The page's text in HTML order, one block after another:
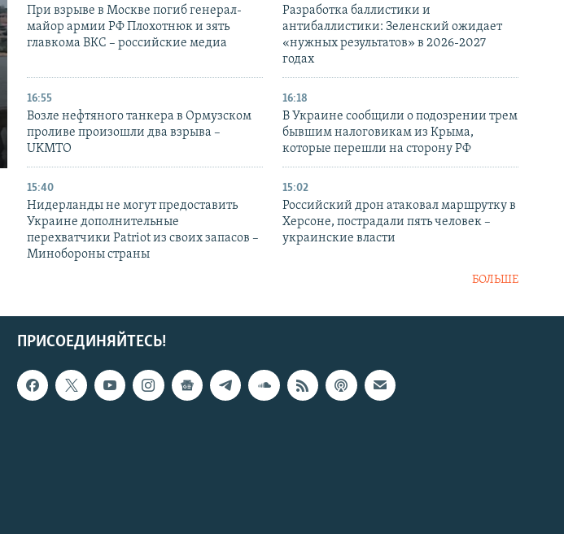
При взрыве в Москве погиб генерал-
майор армии РФ Плохотнюк и зять
главкома ВКС – российские медиа
Разработка баллистики и
антибаллистики: Зеленский ожидает
«нужных результатов» в 2026-2027
годах
16:55
Возле нефтяного танкера в Ормузском
проливе произошли два взрыва –
UKMTO
16:18
В Украине сообщили о подозрении трем
бывшим налоговикам из Крыма,
которые перешли на сторону РФ
15:40
Нидерланды не могут предоставить
Украине дополнительные
перехватчики Patriot из своих запасов –
Минобороны страны
15:02
Российский дрон атаковал маршрутку в
Херсоне, пострадали пять человек –
украинские власти
БОЛЬШЕ
ПРИСОЕДИНЯЙТЕСЬ!